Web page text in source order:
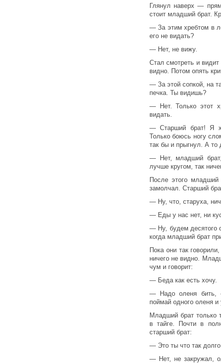
Глянул наверх —
стоит младший брат.
— За этим хребтом в
его не видать?
— Нет, не вижу.
Стал смотреть и
видно. Потом опять
— За этой сопкой, на
печка. Ты видишь?
— Нет. Только этот
видать.
— Старший брат! Я
Только боюсь ногу
так бы и прыгнул. А то
— Нет, младший
лучше кругом, так
После этого младший
замолчал. Старший
— Ну, что, старуха,
— Еды у нас нет, ни
— Ну, будем десятого
когда младший брат
Пока они так
ничего не видно.
чум и говорит:
— Беда как есть хочу.
— Надо оленя бить,
поймай одного оленя и
Младший брат только
в тайге. Почти в
старший брат:
— Это ты что так
— Нет, не закружал,